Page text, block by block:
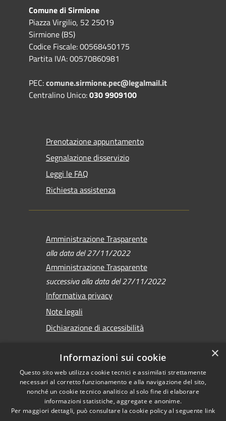
Comune di Sirmione
Piazza Virgilio, 52 25019
Sirmione (BS)
Codice Fiscale: 00568450175
Partita IVA: 00570860981
PEC:comune.sirmione.pec@legalmail.it
Centralino Unico:030 9909100
Prenotazione appuntamento
Segnalazione disservizio
Leggi le FAQ
Richiesta assistenza
Amministrazione Trasparente
alla data del 27/11/2022
Amministrazione Trasparente
successiva alla data del 27/11/2022
Informativa privacy
Note legali
Dichiarazione di accessibilità
RSS
Accessibilità
Privacy
Cookie
Copyright © 2026 •
Comune di Sirmione •
Powered by
Municipium•
×
Informazioni sui cookie
Questo sito web utilizza cookie tecnici e assimilati strettamente
necessari al corretto funzionamento e alla navigazione del sito,
nonché un cookie tecnico analitico al solo fine di elaborare
informazioni statistiche, aggregate e anonime.
Per maggiori dettagli, può consultare la cookie policy al seguente link